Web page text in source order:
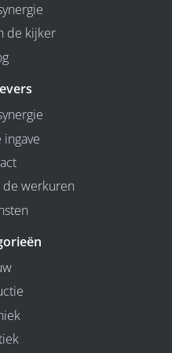
de kijker
werkuren